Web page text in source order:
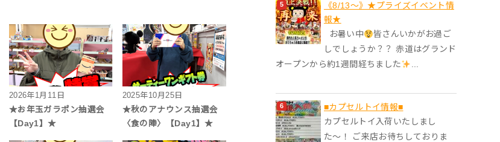
2026年1月11日
★お年玉ガラポン抽選会
【Day1】★
2025年10月25日
★秋のアナウンス抽選会
〈食の陣〉【Day1】★
《8/13～》★️プライズイベント情
報★️
お暑い中
皆さんいかがお過ご
しでしょうか？？ 赤道はグランド
オープンから約1週間経ちました
...
■カプセルトイ情報■
カプセルトイ入荷いたしまし
た〜！ ご来店お待ちしておりま